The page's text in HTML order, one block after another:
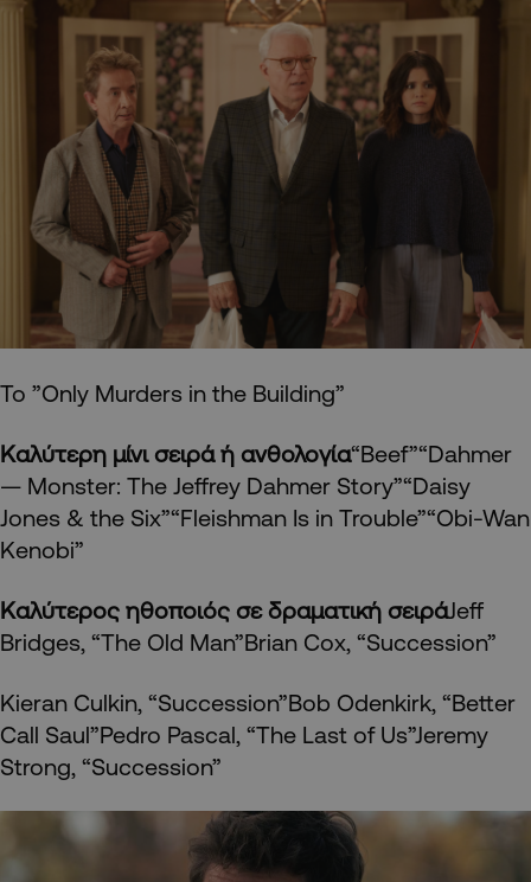
Το ”Only Murders in the Building”
Καλύτερη μίνι σειρά ή ανθολογία“Beef”“Dahmer
— Monster: The Jeffrey Dahmer Story”“Daisy
Jones & the Six”“Fleishman Is in Trouble”“Obi-Wan
Kenobi”
Καλύτερος ηθοποιός σε δραματική σειράJeff
Bridges, “The Old Man”Brian Cox, “Succession”
Kieran Culkin, “Succession”Bob Odenkirk, “Better
Call Saul”Pedro Pascal, “The Last of Us”Jeremy
Strong, “Succession”